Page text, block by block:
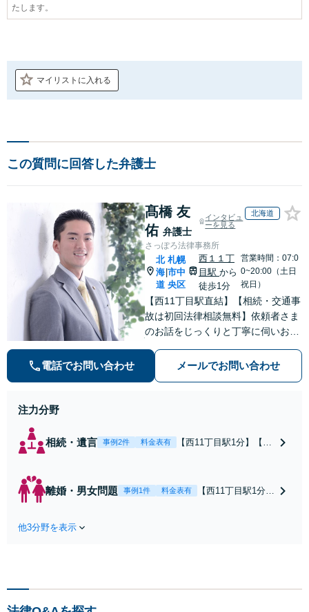
たします。
マイリストに入れる
この質問に回答した弁護士
髙橋 友
佑 弁護士
インタビュ
ーを見る
北海道
さっぽろ法律事務所
北
海
道
|
札幌
市中
央区
西１１丁
目駅 から
徒歩1分
営業時間：07:0
0~20:00（土日
祝日）
【西11丁目駅直結】【相続・交通事
故は初回法律相談無料】依頼者さま
のお話をじっくりと丁寧に伺いお気
を共に考えていきます。弁護士に相
談するだけでも解決の道筋が見えて
電話でお問い合わせ メールでお問い合わせ
注力分野
相続・遺言 事例2件 料金表有
【西11丁目駅1分】【初
相続放棄など、お困り
の際はぜひご相談くだ
離婚・男女問題 事例1件 料金表有
【西11丁目駅1分】
話を伺い、お気持
他3分野を表示